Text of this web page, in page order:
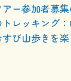
ー参加者募
レッキング
び山歩きを